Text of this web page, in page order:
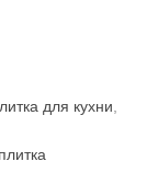
для кухни